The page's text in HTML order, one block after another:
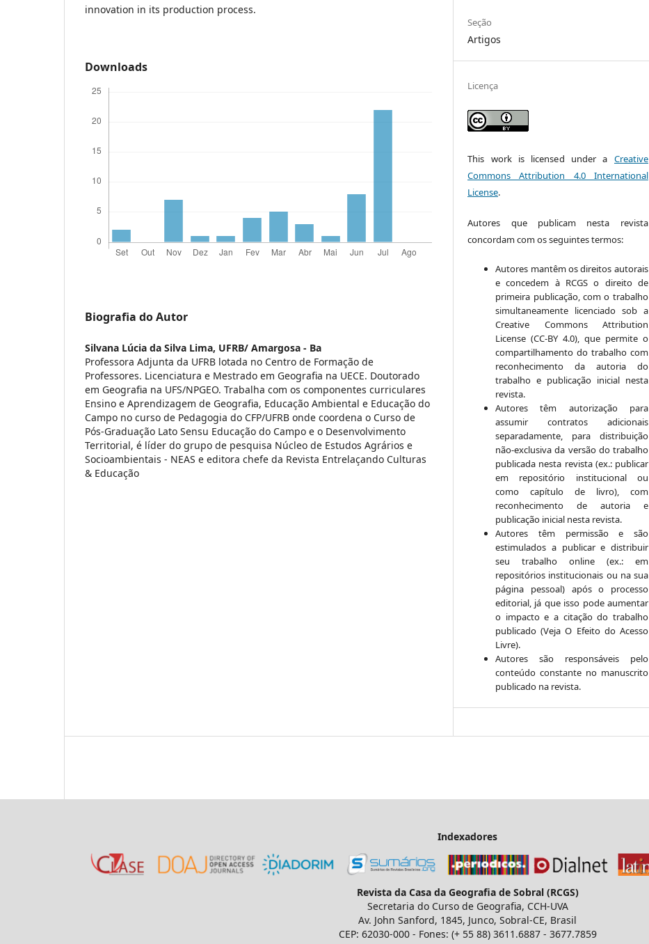
innovation in its production process.
Downloads
Biografia do Autor
Silvana Lúcia da Silva Lima, UFRB/ Amargosa - Ba
Professora Adjunta da UFRB lotada no Centro de Formação de
Professores. Licenciatura e Mestrado em Geografia na UECE. Doutorado
em Geografia na UFS/NPGEO. Trabalha com os componentes curriculares
Ensino e Aprendizagem de Geografia, Educação Ambiental e Educação do
Campo no curso de Pedagogia do CFP/UFRB onde coordena o Curso de
Pós-Graduação Lato Sensu Educação do Campo e o Desenvolvimento
Territorial, é líder do grupo de pesquisa Núcleo de Estudos Agrários e
Socioambientais - NEAS e editora chefe da Revista Entrelaçando Culturas
& Educação
Seção
Artigos
Licença
This work is licensed under a Creative
Commons Attribution 4.0 International
License.
Autores que publicam nesta revista
concordam com os seguintes termos:
Autores mantêm os direitos autorais
e concedem à RCGS o direito de
primeira publicação, com o trabalho
simultaneamente licenciado sob a
Creative Commons Attribution
License (CC-BY 4.0), que permite o
compartilhamento do trabalho com
reconhecimento da autoria do
trabalho e publicação inicial nesta
revista.
Autores têm autorização para
assumir contratos adicionais
separadamente, para distribuição
não-exclusiva da versão do trabalho
publicada nesta revista (ex.: publicar
em repositório institucional ou
como capítulo de livro), com
reconhecimento de autoria e
publicação inicial nesta revista.
Autores têm permissão e são
estimulados a publicar e distribuir
seu trabalho online (ex.: em
repositórios institucionais ou na sua
página pessoal) após o processo
editorial, já que isso pode aumentar
o impacto e a citação do trabalho
publicado (Veja O Efeito do Acesso
Livre).
Autores são responsáveis pelo
conteúdo constante no manuscrito
publicado na revista.
Indexadores
Revista da Casa da Geografia de Sobral (RCGS)
Secretaria do Curso de Geografia, CCH-UVA
Av. John Sanford, 1845, Junco, Sobral-CE, Brasil
CEP: 62030-000 - Fones: (+ 55 88) 3611.6887 - 3677.7859